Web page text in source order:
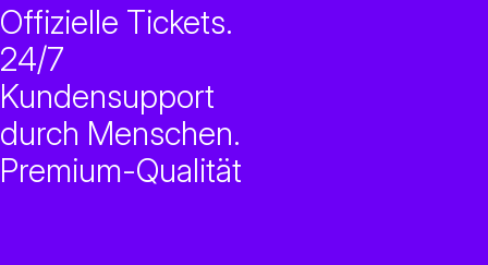
Offizielle Tickets.
24/7
Kundensupport
durch Menschen.
Premium-Qualität